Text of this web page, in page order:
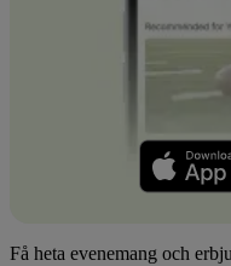
Få heta evenemang och